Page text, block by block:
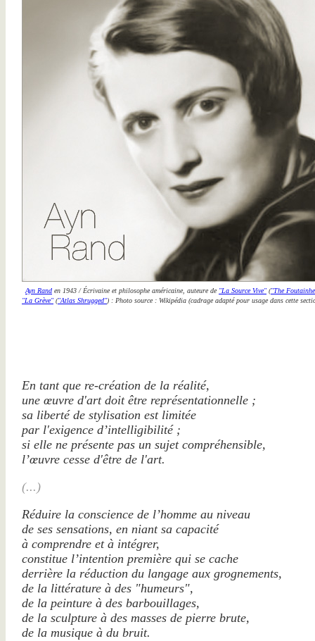
Ayn Rand en 1943 / Écrivaine et philosophe américaine, auteure de "La Source Vive" ("The
"La Grève" ("Atlas Shrugged") : Photo source : Wikipédia (cadrage adapté pour usage dans cette
En tant que re-création de la réalité,
une œuvre d'art doit être représentationnelle ;
sa liberté de stylisation est limitée
par l'exigence d’intelligibilité ;
si elle ne présente pas un sujet compréhensible,
l’œuvre cesse d'être de l'art.
(...)
Réduire la conscience de l’homme au niveau
de ses sensations, en niant sa capacité
à comprendre et à intégrer,
constitue l’intention première qui se cache
derrière la réduction du langage aux grognements,
de la littérature à des "humeurs",
de la peinture à des barbouillages,
de la sculpture à des masses de pierre brute,
de la musique à du bruit.